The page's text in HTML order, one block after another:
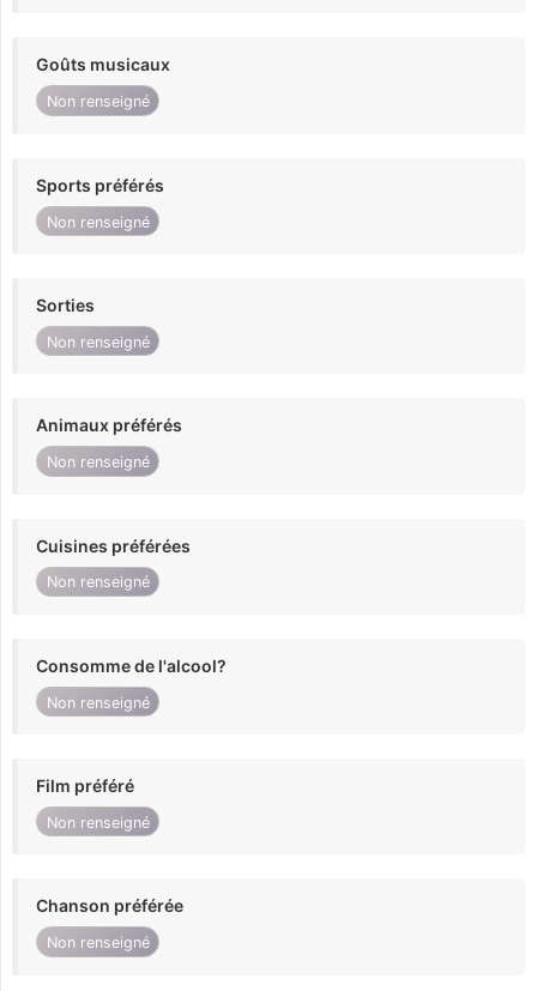
Goûts musicaux
Non renseigné
Sports préférés
Non renseigné
Sorties
Non renseigné
Animaux préférés
Non renseigné
Cuisines préférées
Non renseigné
Consomme de l'alcool?
Non renseigné
Film préféré
Non renseigné
Chanson préférée
Non renseigné